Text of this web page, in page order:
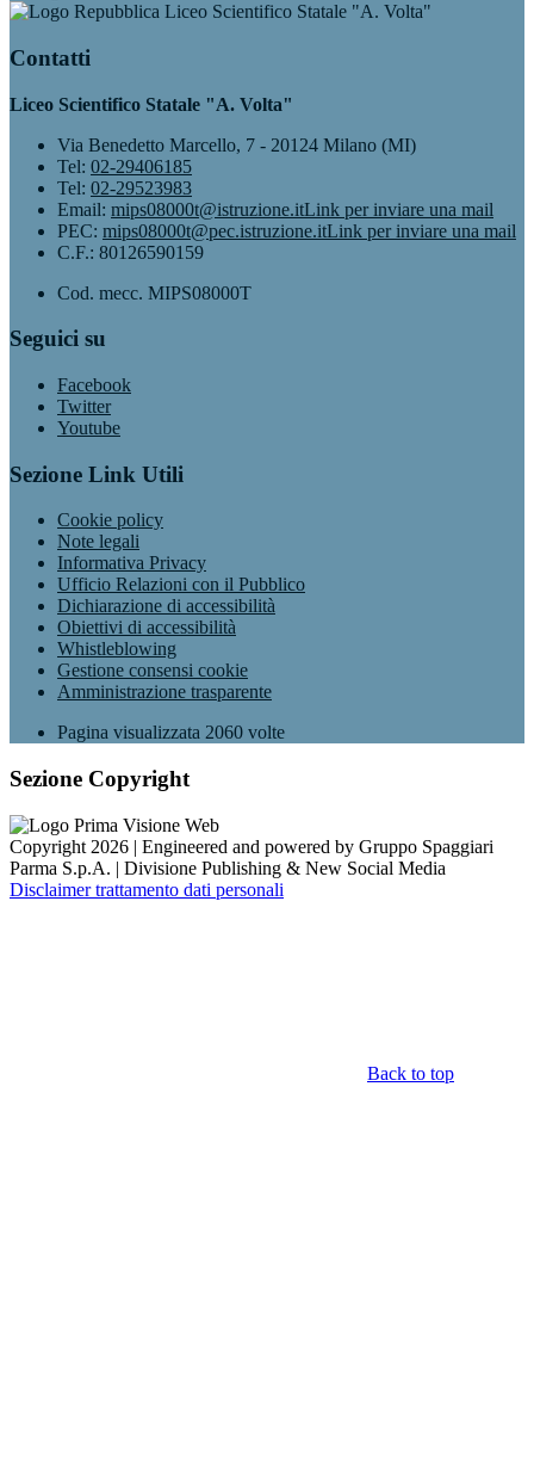
Liceo Scientifico Statale "A. Volta"
Contatti
Liceo Scientifico Statale "A. Volta"
Via Benedetto Marcello, 7 - 20124 Milano (MI)
Tel: 02-29406185
Tel: 02-29523983
Email: mips08000t@istruzione.itLink per inviare una mail
PEC: mips08000t@pec.istruzione.itLink per inviare una mail
C.F.: 80126590159
Cod. mecc. MIPS08000T
Seguici su
Facebook
Twitter
Youtube
Sezione Link Utili
Cookie policy
Note legali
Informativa Privacy
Ufficio Relazioni con il Pubblico
Dichiarazione di accessibilità
Obiettivi di accessibilità
Whistleblowing
Gestione consensi cookie
Amministrazione trasparente
Pagina visualizzata 2060 volte
Sezione Copyright
Copyright 2026 | Engineered and powered by Gruppo Spaggiari
Parma S.p.A. | Divisione Publishing & New Social Media
Disclaimer trattamento dati personali
Back to top